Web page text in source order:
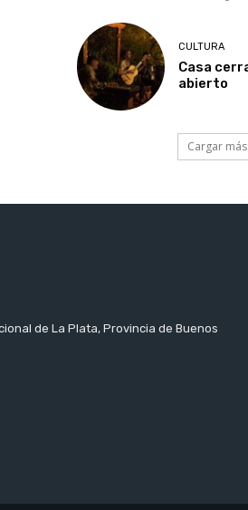
CULTURA
Casa
abierto
Cargar más
de La Plata, Provincia de Buenos